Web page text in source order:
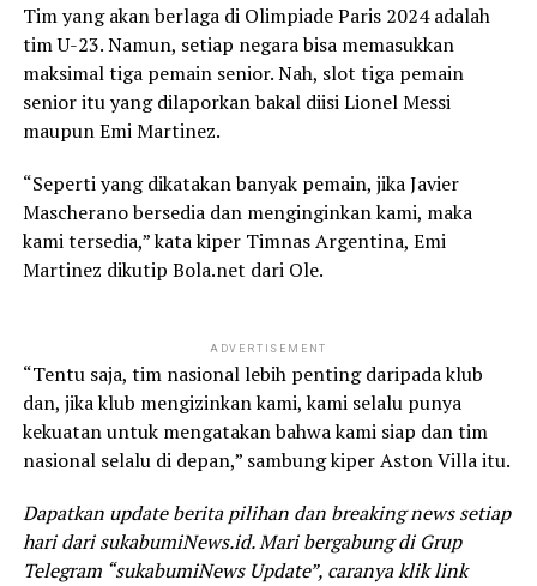
Tim yang akan berlaga di Olimpiade Paris 2024 adalah
tim U-23. Namun, setiap negara bisa memasukkan
maksimal tiga pemain senior. Nah, slot tiga pemain
senior itu yang dilaporkan bakal diisi Lionel Messi
maupun Emi Martinez.
“Seperti yang dikatakan banyak pemain, jika Javier
Mascherano bersedia dan menginginkan kami, maka
kami tersedia,” kata kiper Timnas Argentina, Emi
Martinez dikutip Bola.net dari Ole.
ADVERTISEMENT
“Tentu saja, tim nasional lebih penting daripada klub
dan, jika klub mengizinkan kami, kami selalu punya
kekuatan untuk mengatakan bahwa kami siap dan tim
nasional selalu di depan,” sambung kiper Aston Villa itu.
Dapatkan update berita pilihan dan breaking news setiap
hari dari sukabumiNews.id. Mari bergabung di Grup
Telegram “sukabumiNews Update”, caranya klik link